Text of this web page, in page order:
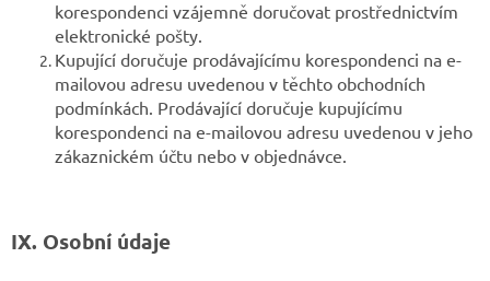
korespondenci vzájemně doručovat prostřednictvím
elektronické pošty.
Kupující doručuje prodávajícímu korespondenci na e-
mailovou adresu uvedenou v těchto obchodních
podmínkách. Prodávající doručuje kupujícímu
korespondenci na e-mailovou adresu uvedenou v jeho
zákaznickém účtu nebo v objednávce.
IX. Osobní údaje